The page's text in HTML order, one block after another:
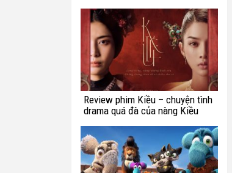
Review phim Kiều – chuyện tình
drama quá đà của nàng Kiều